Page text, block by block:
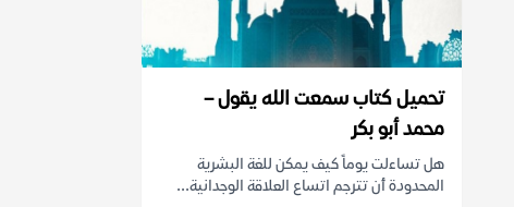
تحميل كتاب سمعت الله يقول –
محمد أبو بكر
هل تساءلت يوماً كيف يمكن للغة البشرية
المحدودة أن تترجم اتساع العلاقة الوجدانية...